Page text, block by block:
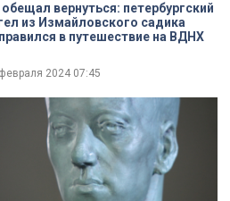
вернуться: петербургский
из Измайловского садика
в путешествие на ВДНХ
2024 07:45